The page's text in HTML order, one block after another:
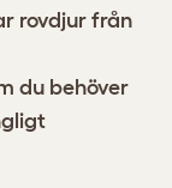
rovdjur från
du behöver